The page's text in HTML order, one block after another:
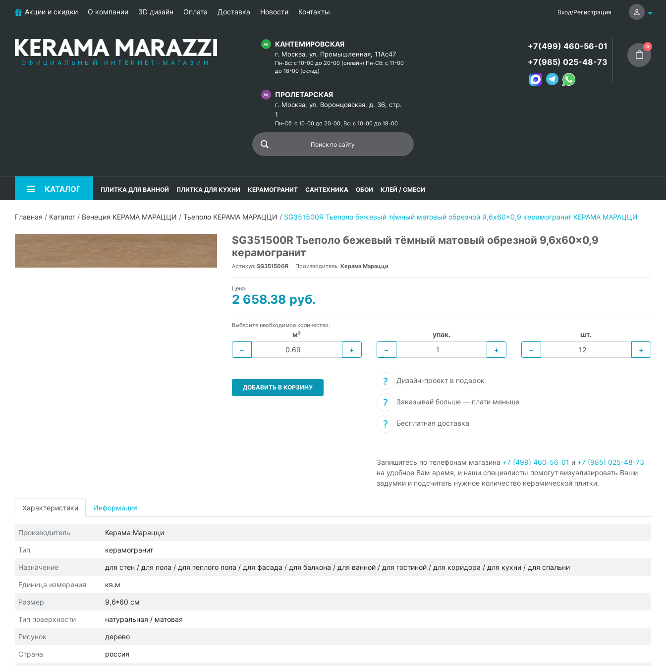
Акции и скидки О компании 3D дизайн Оплата Доставка Новости Контакты Вход/Регистрация
ОФИЦИАЛЬНЫЙ ИНТЕРНЕТ-МАГАЗИН
КАНТЕМИРОВСКАЯ
г. Москва, ул. Промышленная, 11Ас47
Пн-Вс: с 10-00 до 20-00 (онлайн),Пн-Сб: с 11-00
до 18-00 (склад)
ПРОЛЕТАРСКАЯ
г. Москва, ул. Воронцовская, д. 36, стр.
1
Пн-Сб: с 10-00 до 20-00, Вс: с 10-00 до 18-00
+7(499) 460-56-01
+7(985) 025-48-73
0
КАТАЛОГ ПЛИТКА ДЛЯ ВАННОЙ ПЛИТКА ДЛЯ КУХНИ КЕРАМОГРАНИТ САНТЕХНИКА ОБОИ КЛЕЙ / СМЕСИ
Главная / Каталог / Венеция КЕРАМА МАРАЦЦИ / Тьеполо КЕРАМА МАРАЦЦИ / SG351500R Тьеполо бежевый тёмный матовый обрезной 9,6x60x0,9 керамогранит КЕРАМА МАРАЦЦИ
SG351500R Тьеполо бежевый тёмный матовый обрезной 9,6x60x0,9
керамогранит
Артикул: SG351500R Производитель: Керама Марацци
Цена:
2 658.38 руб.
Выберите необходимое количество:
м²
−
+
упак.
−
+
шт.
−
+
ДОБАВИТЬ В КОРЗИНУ
Дизайн-проект в подарок
Заказывай больше — плати меньше
Бесплатная доставка
Запишитесь по телефонам магазина +7 (499) 460-56-01 и +7 (985) 025-48-73
на удобное Вам время, и наши специалисты помогут визуализировать Ваши
задумки и подсчитать нужное количество керамической плитки.
Характеристики Информация
Производитель Керама Марацци
Тип керамогранит
Назначение для стен / для пола / для теплого пола / для фасада / для балкона / для ванной / для гостиной / для коридора / для кухни / для спальни
Единица измерения кв.м
Размер 9,6*60 см
Тип поверхности натуральная / матовая
Рисунок дерево
Страна россия